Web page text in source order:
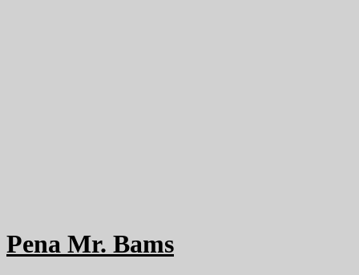
Pena Mr. Bams